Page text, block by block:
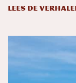
LEES DE